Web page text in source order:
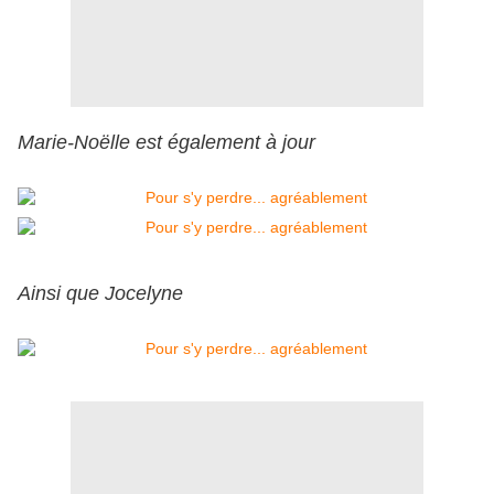
Marie-Noëlle est également à jour
Ainsi que Jocelyne